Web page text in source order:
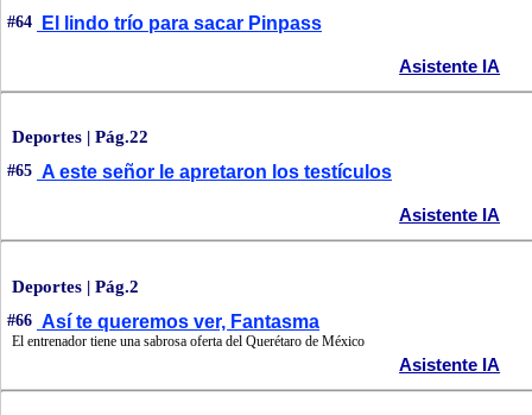
#64 El lindo trío para sacar Pinpass
Asistente IA
Deportes | Pág.22
#65 A este señor le apretaron los testículos
Asistente IA
Deportes | Pág.2
#66 Así te queremos ver, Fantasma
El entrenador tiene una sabrosa oferta del Querétaro de México
Asistente IA